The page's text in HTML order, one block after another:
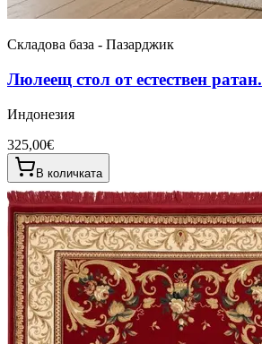
Складова база - Пазарджик
Люлеещ стол от естествен ратан.
Индонезия
325,00€
В количката